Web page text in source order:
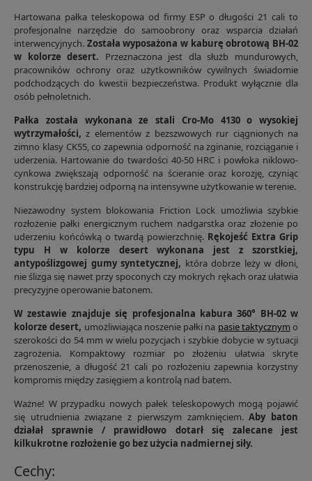
Hartowana pałka teleskopowa od firmy ESP o długości 21 cali to
profesjonalne narzędzie do samoobrony oraz wsparcia działań
interwencyjnych. Została wyposażona w kaburę obrotową BH-02
w kolorze desert. Przeznaczona jest dla służb mundurowych,
pracowników ochrony oraz użytkowników cywilnych świadomie
podchodzących do kwestii bezpieczeństwa. Produkt wyłącznie dla
osób pełnoletnich.
Pałka została wykonana ze stali Cro-Mo 4130 o wysokiej
wytrzymałości, z elementów z bezszwowych rur ciągnionych na
zimno klasy CK55, co zapewnia odporność na zginanie, rozciąganie i
uderzenia. Hartowanie do twardości 40-50 HRC i powłoka niklowo-
cynkowa zwiększają odporność na ścieranie oraz korozję, czyniąc
konstrukcję bardziej odporną na intensywne użytkowanie w terenie.
Niezawodny system blokowania Friction Lock umożliwia szybkie
rozłożenie pałki energicznym ruchem nadgarstka oraz złożenie po
uderzeniu końcówką o twardą powierzchnię. Rękojeść Extra Grip
typu H w kolorze desert wykonana jest z szorstkiej,
antypoślizgowej gumy syntetycznej, która dobrze leży w dłoni,
nie ślizga się nawet przy spoconych czy mokrych rękach oraz ułatwia
precyzyjne operowanie batonem.
W zestawie znajduje się profesjonalna kabura 360° BH-02 w
kolorze desert, umożliwiająca noszenie pałki na pasie taktycznym o
szerokości do 54 mm w wielu pozycjach i szybkie dobycie w sytuacji
zagrożenia. Kompaktowy rozmiar po złożeniu ułatwia skryte
przenoszenie, a długość 21 cali po rozłożeniu zapewnia korzystny
kompromis między zasięgiem a kontrolą nad batem.
Ważne! W przypadku nowych pałek teleskopowych mogą pojawić
się utrudnienia związane z pierwszym zamknięciem.Aby baton
działał sprawnie / prawidłowo dotarł się zalecane jest
kilkukrotne rozłożenie go bez użycia nadmiernej siły.
Cechy: